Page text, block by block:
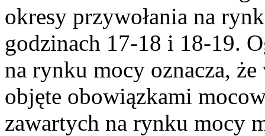
okresy przywołania na
godzinach 17-18 i 18-19.
na rynku mocy oznacza,
objęte obowiązkami
zawartych na rynku mocy